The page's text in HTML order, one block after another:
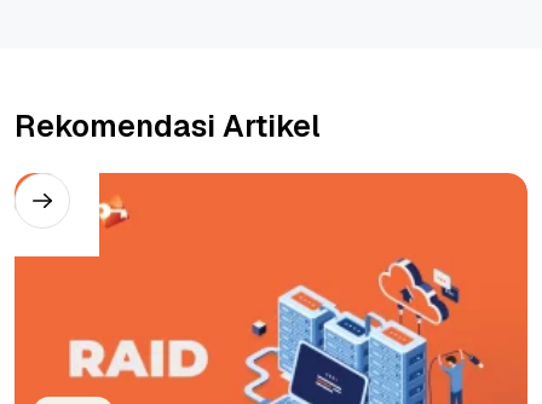
Rekomendasi Artikel